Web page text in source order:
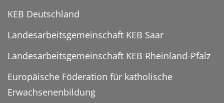
KEB Deutschland
Landesarbeitsgemeinschaft KEB Saar
Landesarbeitsgemeinschaft KEB Rheinland-Pfalz
Europäische Föderation für katholische
Erwachsenenbildung